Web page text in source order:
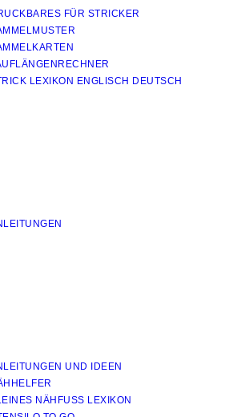
FÜR STRICKER
LEXIKON ENGLISCH DEUTSCH
UND IDEEN
NÄHFUSS LEXIKON